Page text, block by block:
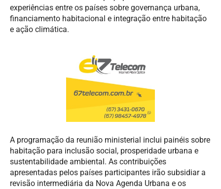
experiências entre os países sobre governança urbana,
financiamento habitacional e integração entre habitação
e ação climática.
A programação da reunião ministerial inclui painéis sobre
habitação para inclusão social, prosperidade urbana e
sustentabilidade ambiental. As contribuições
apresentadas pelos países participantes irão subsidiar a
revisão intermediária da Nova Agenda Urbana e os